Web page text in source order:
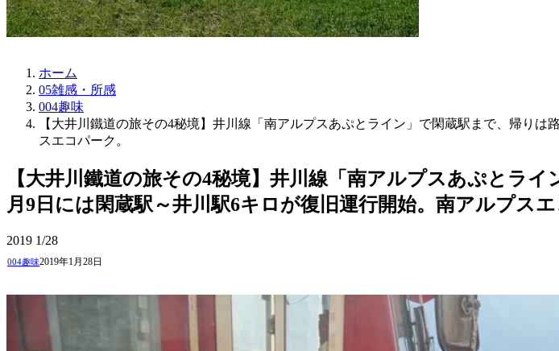
ホーム
05雑感・所感
004趣味
【大井川鐵道の旅その4秘境】井川線「南アルプスあぷとライン」で閑蔵駅まで、帰り
スエコパーク。
【大井川鐵道の旅その4秘境】井川線「南アルプスあぷとラ
月9日には閑蔵駅～井川駅6キロが復旧運行開始。南アルプスエ
2019 1/28
004趣味2019年1月28日